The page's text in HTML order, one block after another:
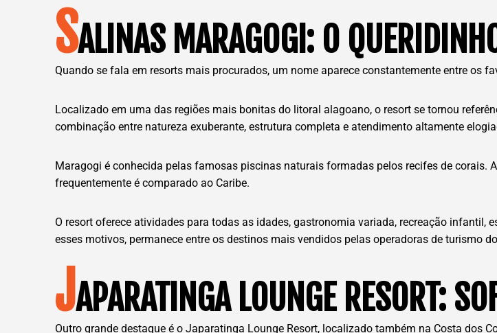
SALINAS MARAGOGI: O
Quando se fala em resorts mais procurados, um nome aparece constantemente entre os
Localizado em uma das regiões mais bonitas do litoral alagoano, o resort se tornou
combinação entre natureza exuberante, estrutura completa e atendimento altamente
Maragogi é conhecida pelas famosas piscinas naturais formadas pelos recifes de corais.
frequentemente é comparado ao Caribe.
O resort oferece atividades para todas as idades, gastronomia variada, recreação
esses motivos, permanece entre os destinos mais vendidos pelas operadoras de turismo
JAPARATINGA LOUNGE RESORT:
Outro grande destaque é o Japaratinga Lounge Resort, localizado também na Costa dos